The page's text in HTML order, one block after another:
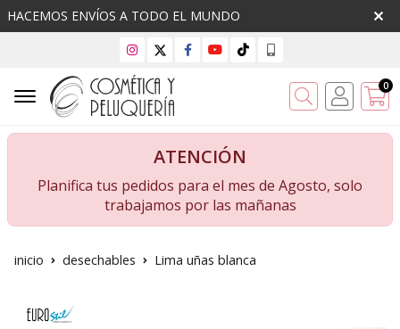
HACEMOS ENVÍOS A TODO EL MUNDO
Buscar 0
ATENCIÓN
Planifica tus pedidos para el mes de Agosto, solo
trabajamos por las mañanas
inicio desechables Lima uñas blanca